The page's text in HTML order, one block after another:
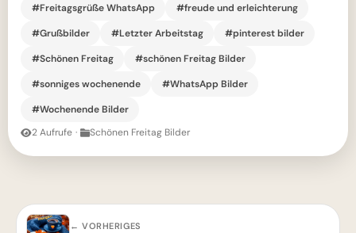
#Freitagsgrüße WhatsApp
#freude und erleichterung
#Grußbilder
#Letzter Arbeitstag
#pinterest bilder
#Schönen Freitag
#schönen Freitag Bilder
#sonniges wochenende
#WhatsApp Bilder
#Wochenende Bilder
2 Aufrufe · Schönen Freitag Bilder
← VORHERIGES